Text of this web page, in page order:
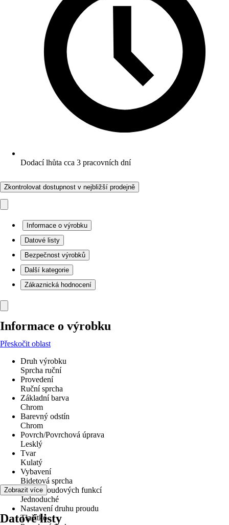
Dodací lhůta cca 3 pracovních dní
Zkontrolovat dostupnost v nejbližší prodejně
Informace o výrobku
Datové listy
Bezpečnost výrobků
Další kategorie
Zákaznická hodnocení
Informace o výrobku
Přeskočit oblast
Druh výrobku
Sprcha ruční
Provedení
Ruční sprcha
Základní barva
Chrom
Barevný odstín
Chrom
Povrch/Povrchová úprava
Lesklý
Tvar
Kulatý
Vybavení
Bidetová sprcha
Počet proudových funkcí
Jednoduché
Nastavení druhu proudu
Tlačítko
Zobrazit více
Datové listy